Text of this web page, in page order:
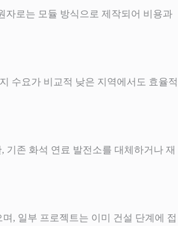
자로는 모듈 방식으로 제작되어 비용과
수요가 비교적 낮은 지역에서도 효율적
기존 화석 연료 발전소를 대체하거나 재
, 일부 프로젝트는 이미 건설 단계에 접